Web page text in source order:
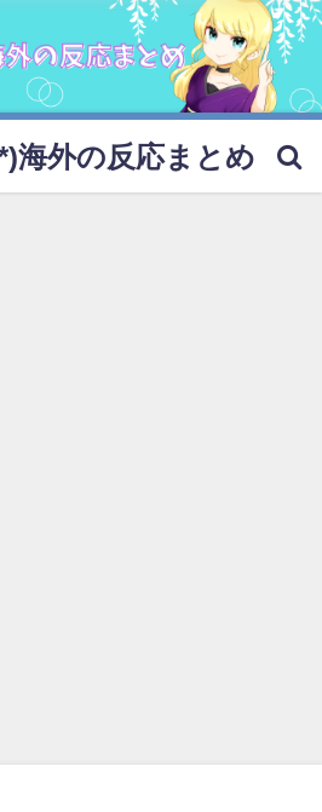
海外の反応まとめ